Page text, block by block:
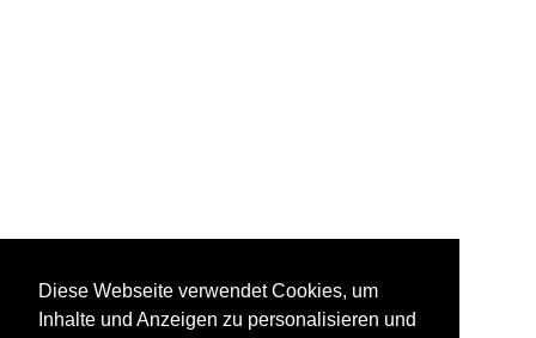
Diese Webseite verwendet Cookies, um
Inhalte und Anzeigen zu personalisieren und